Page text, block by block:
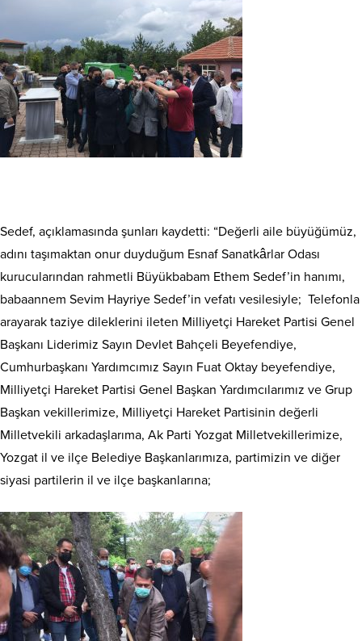
Sedef, açıklamasında şunları kaydetti: “Değerli aile büyüğümüz,
adını taşımaktan onur duyduğum Esnaf Sanatkârlar Odası
kurucularından rahmetli Büyükbabam Ethem Sedef’in hanımı,
babaannem Sevim Hayriye Sedef’in vefatı vesilesiyle; Telefonla
arayarak taziye dileklerini ileten Milliyetçi Hareket Partisi Genel
Başkanı Liderimiz Sayın Devlet Bahçeli Beyefendiye,
Cumhurbaşkanı Yardımcımız Sayın Fuat Oktay beyefendiye,
Milliyetçi Hareket Partisi Genel Başkan Yardımcılarımız ve Grup
Başkan vekillerimize, Milliyetçi Hareket Partisinin değerli
Milletvekili arkadaşlarıma, Ak Parti Yozgat Milletvekillerimize,
Yozgat il ve ilçe Belediye Başkanlarımıza, partimizin ve diğer
siyasi partilerin il ve ilçe başkanlarına;